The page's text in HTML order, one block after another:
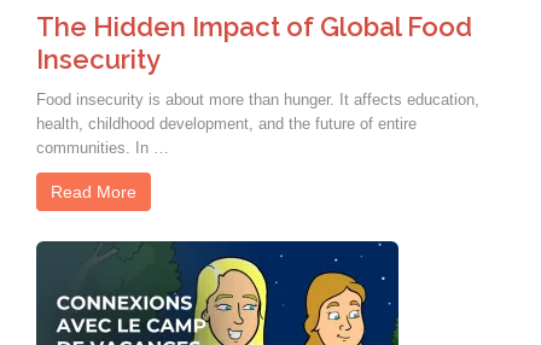
The Hidden Impact of Global Food
Insecurity
Food insecurity is about more than hunger. It affects education,
health, childhood development, and the future of entire
communities. In …
Read More